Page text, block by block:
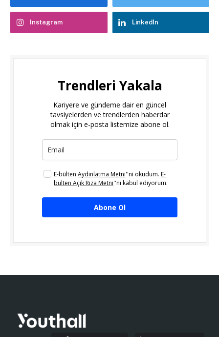
Instagram LinkedIn
Trendleri Yakala
Kariyere ve gündeme dair en güncel
tavsiyelerden ve trendlerden haberdar
olmak için e-posta listemize abone ol.
E-bülten Aydınlatma Metni''ni okudum. E-
bülten Açık Rıza Metni''ni kabul ediyorum.
Abone Ol